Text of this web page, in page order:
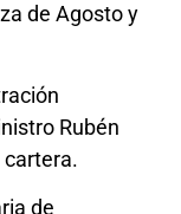
de Agosto y
Rubén
cartera.
de